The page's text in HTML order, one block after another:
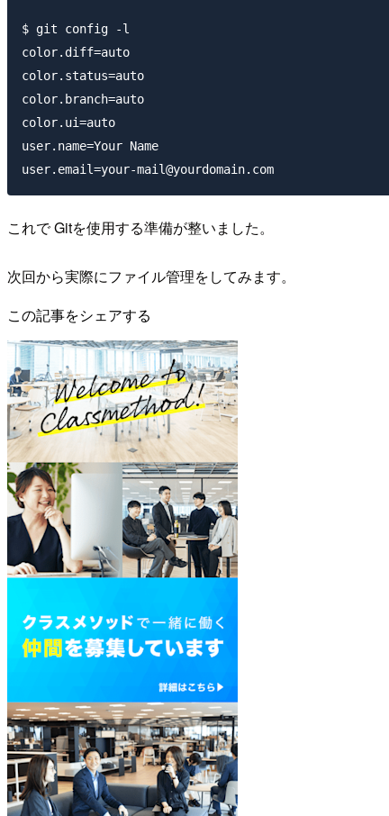
$ git config -l
color.diff=auto
color.status=auto
color.branch=auto
color.ui=auto
user.name=Your Name
これで Gitを使用する準備が整いました。
次回から実際にファイル管理をしてみます。
この記事をシェアする